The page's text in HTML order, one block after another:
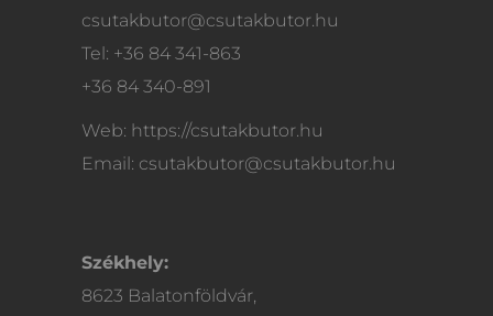
csutakbutor@csutakbutor.hu
Tel: +36 84 341-863
+36 84 340-891
Web: https://csutakbutor.hu
Email: csutakbutor@csutakbutor.hu
Székhely:
8623 Balatonföldvár,